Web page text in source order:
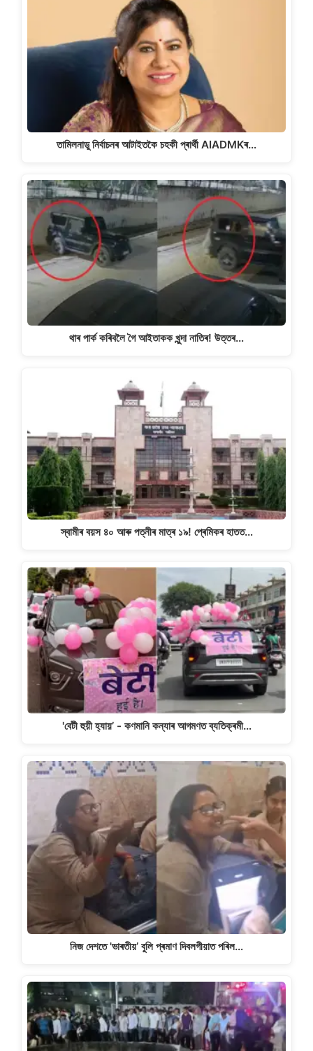
তামিলনাডু নিৰ্বাচনৰ আটাইতকৈ চহকী প্ৰাৰ্থী AIADMKৰ…
থাৰ পাৰ্ক কৰিবলৈ গৈ আইতাকক খুন্দা নাতিৰ! উত্তৰ…
স্বামীৰ বয়স ৪০ আৰু পত্নীৰ মাত্ৰ ১৯! প্ৰেমিকৰ হাতত…
'বেটী হুয়ী হ্যায়’ - কণমানি কন্যাৰ আগমণত ব্যতিক্ৰমী…
নিজ দেশতে 'ভাৰতীয়’ বুলি প্ৰমাণ দিবলগীয়াত পৰিল…